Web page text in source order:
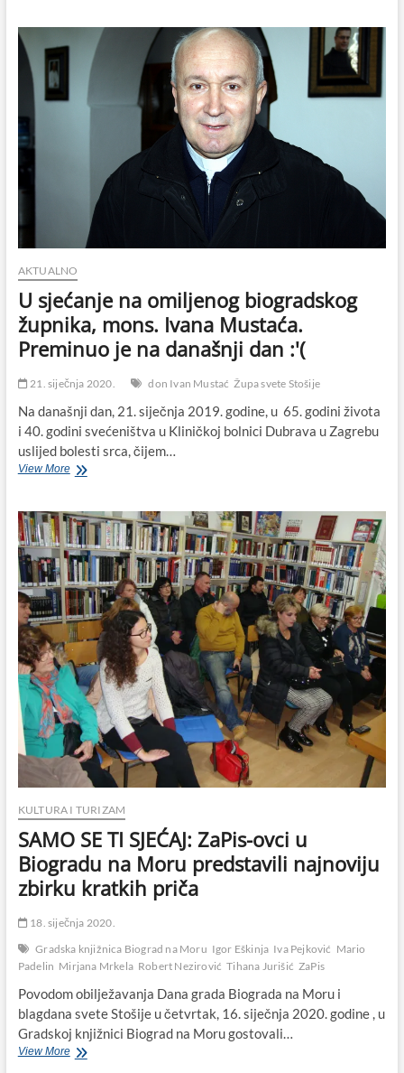
poginuo
današnji
AKTUALNO
U sjećanje na omiljenog biogradskog
župnika, mons. Ivana Mustaća.
Preminuo je na današnji dan :'(
21. siječnja 2020. don Ivan Mustać Župa svete Stošije
Na današnji dan, 21. siječnja 2019. godine, u 65. godini života
i 40. godini svećeništva u Kliničkoj bolnici Dubrava u Zagrebu
uslijed bolesti srca, čijem…
View MoreU
omiljenog
biogradskog
župnika,
mons.
Ivana
Mustaća.
Preminuo
je
na
današnji
dan
KULTURA I TURIZAM
SAMO SE TI SJEĆAJ: ZaPis-ovci u
Biogradu na Moru predstavili najnoviju
zbirku kratkih priča
18. siječnja 2020.
Gradska knjižnica Biograd na Moru Igor Eškinja Iva Pejković Mario
Padelin Mirjana Mrkela Robert Nezirović Tihana Jurišić ZaPis
Povodom obilježavanja Dana grada Biograda na Moru i
blagdana svete Stošije u četvrtak, 16. siječnja 2020. godine , u
Gradskoj knjižnici Biograd na Moru gostovali…
View MoreSAMO